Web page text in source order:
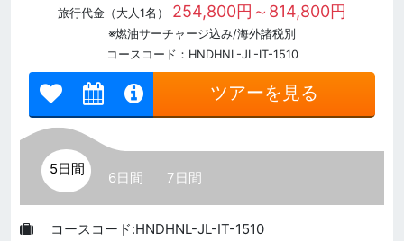
旅行代金（大人1名） 254,800円～814,800円
※燃油サーチャージ込み/海外諸税別
コースコード：HNDHNL-JL-IT-1510
ツアーを見る
5日間
6日間 7日間
コースコード:HNDHNL-JL-IT-1510